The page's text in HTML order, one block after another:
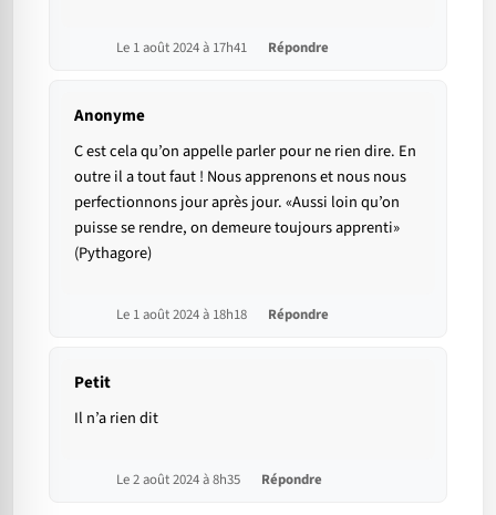
Le 1 août 2024 à 17h41 Répondre
Anonyme
C est cela qu’on appelle parler pour ne rien dire. En
outre il a tout faut ! Nous apprenons et nous nous
perfectionnons jour après jour. «Aussi loin qu’on
puisse se rendre, on demeure toujours apprenti»
(Pythagore)
Le 1 août 2024 à 18h18 Répondre
Petit
Il n’a rien dit
Le 2 août 2024 à 8h35 Répondre